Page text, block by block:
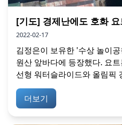
[기도] 경제난에도 호화
2022-02-17
김정은이 보유한 '수상 놀이
원산 앞바다에 등장했다. 요
선형 워터슬라이드와 올림픽
더보기